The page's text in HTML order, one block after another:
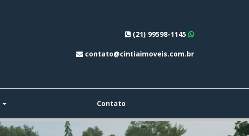
(21) 99598-1145
contato@cintiaimoveis.com.br
Contato